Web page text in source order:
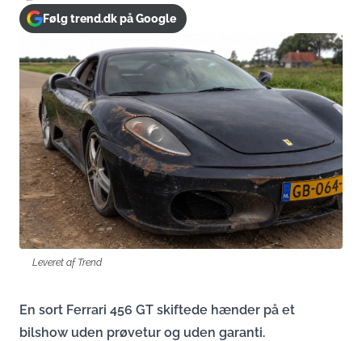
Følg trend.dk på Google
Leveret af Trend
En sort Ferrari 456 GT skiftede hænder på et
bilshow uden prøvetur og uden garanti.